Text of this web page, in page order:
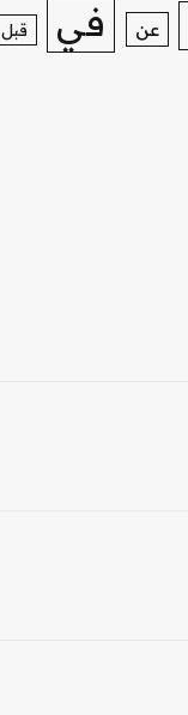
عن في قبل